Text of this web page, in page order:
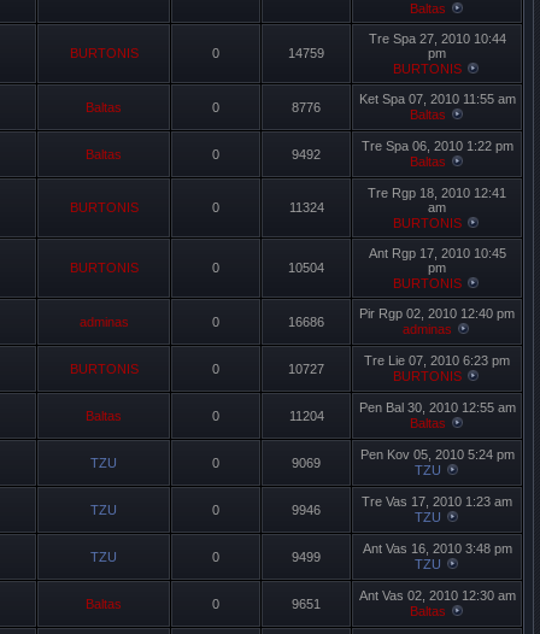
Baltas
BURTONIS 0 14759
Tre Spa 27, 2010 10:44
pm
BURTONIS
Baltas 0 8776
Ket Spa 07, 2010 11:55 am
Baltas
Baltas 0 9492
Tre Spa 06, 2010 1:22 pm
Baltas
BURTONIS 0 11324
Tre Rgp 18, 2010 12:41
am
BURTONIS
BURTONIS 0 10504
Ant Rgp 17, 2010 10:45
pm
BURTONIS
adminas 0 16686
Pir Rgp 02, 2010 12:40 pm
adminas
BURTONIS 0 10727
Tre Lie 07, 2010 6:23 pm
BURTONIS
Baltas 0 11204
Pen Bal 30, 2010 12:55 am
Baltas
TZU 0 9069
Pen Kov 05, 2010 5:24 pm
TZU
TZU 0 9946
Tre Vas 17, 2010 1:23 am
TZU
TZU 0 9499
Ant Vas 16, 2010 3:48 pm
TZU
Baltas 0 9651
Ant Vas 02, 2010 12:30 am
Baltas